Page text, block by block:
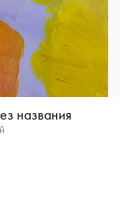
названия